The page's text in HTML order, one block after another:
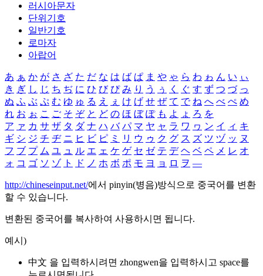
러시아문자
단위기호
일반기호
로마자
아랍어
あ ぁ か が さ ざ た だ な は ば ぱ ま や ゃ ら わ ゎ ん い ぃ
き ぎ し じ ち ぢ に ひ び ぴ み り う ぅ く ぐ す ず つ づ っ
ぬ ふ ぶ ぷ む ゆ ゅ る え ぇ け げ せ ぜ て で ね へ べ ぺ め
れ お ぉ こ ご そ ぞ と ど の ほ ぼ ぽ も よ ょ ろ を
ア ァ カ サ ザ タ ダ ナ ハ バ パ マ ヤ ャ ラ ワ ヮ ン イ ィ キ
ギ シ ジ チ ヂ ニ ヒ ビ ピ ミ リ ウ ゥ ク グ ス ズ ツ ヅ ッ ヌ
フ ブ プ ム ユ ュ ル エ ェ ケ ゲ セ ゼ テ デ ヘ ベ ペ メ レ オ
ォ コ ゴ ソ ゾ ト ド ノ ホ ボ ポ モ ヨ ョ ロ ヲ ―
http://chineseinput.net/에서 pinyin(병음)방식으로 중국어를 변환
할 수 있습니다.
변환된 중국어를 복사하여 사용하시면 됩니다.
예시)
中文 을 입력하시려면 zhongwen을 입력하시고 space를